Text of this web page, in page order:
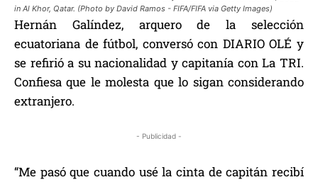
in Al Khor, Qatar. (Photo by David Ramos - FIFA/FIFA via Getty Images)
Hernán Galíndez, arquero de la selección
ecuatoriana de fútbol, conversó con DIARIO OLÉ y
se refirió a su nacionalidad y capitanía con La TRI.
Confiesa que le molesta que lo sigan considerando
extranjero.
- Publicidad -
“Me pasó que cuando usé la cinta de capitán recibí